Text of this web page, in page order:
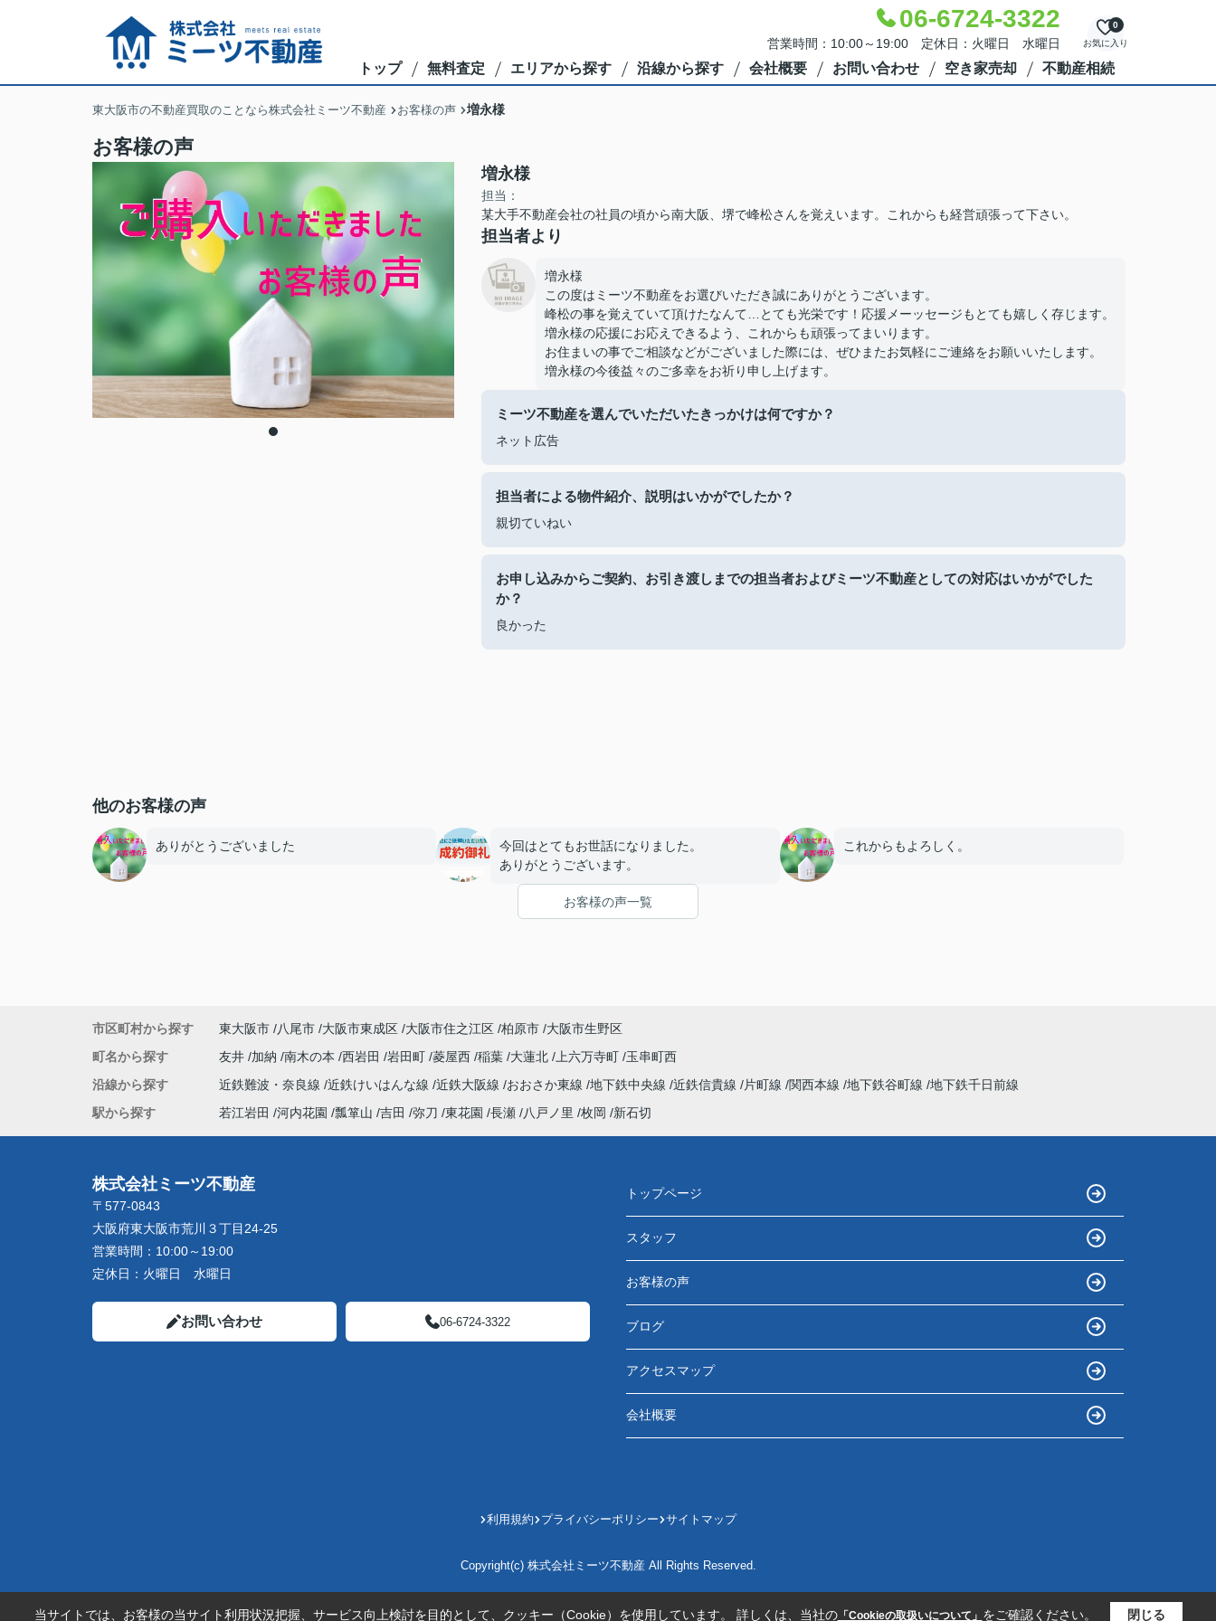
06-6724-3322
営業時間：10:00～19:00 定休日：火曜日 水曜日 お気に入り
0
トップ 無料査定 エリアから探す 沿線から探す 会社概要 お問い合わせ 空き家売却 不動産相続
東大阪市の不動産買取のことなら株式会社ミーツ不動産 お客様の声 増永様
お客様の声
増永様
担当：
某大手不動産会社の社員の頃から南大阪、堺で峰松さんを覚えいます。これからも経営頑張って下さい。
担当者より
増永様
この度はミーツ不動産をお選びいただき誠にありがとうございます。
峰松の事を覚えていて頂けたなんて…とても光栄です！応援メーッセージもとても嬉しく存じます。
増永様の応援にお応えできるよう、これからも頑張ってまいります。
お住まいの事でご相談などがございました際には、ぜひまたお気軽にご連絡をお願いいたします。
増永様の今後益々のご多幸をお祈り申し上げます。
ミーツ不動産を選んでいただいたきっかけは何ですか？
ネット広告
担当者による物件紹介、説明はいかがでしたか？
親切ていねい
お申し込みからご契約、お引き渡しまでの担当者およびミーツ不動産としての対応はいかがでした
か？
良かった
他のお客様の声
ありがとうございました
今回はとてもお世話になりました。
ありがとうございます。
これからもよろしく。
お客様の声一覧
市区町村から探す 東大阪市 八尾市 大阪市東成区 大阪市住之江区 柏原市 大阪市生野区
町名から探す
友井 加納 南木の本 西岩田 岩田町 菱屋西 稲葉 大蓮北 上六万寺町 玉串町西
沿線から探す
近鉄難波・奈良線 近鉄けいはんな線 近鉄大阪線 おおさか東線 地下鉄中央線 近鉄信貴線 片町線 関西本線 地下鉄谷町線 地下鉄千日前線
駅から探す
若江岩田 河内花園 瓢箪山 吉田 弥刀 東花園 長瀬 八戸ノ里 枚岡 新石切
株式会社ミーツ不動産
〒577-0843
大阪府東大阪市荒川３丁目24-25
営業時間： 10:00～19:00
定休日： 火曜日 水曜日
お問い合わせ 06-6724-3322
トップページ
スタッフ
お客様の声
ブログ
アクセスマップ
会社概要
利用規約 プライバシーポリシー サイトマップ
Copyright(c) 株式会社ミーツ不動産 All Rights Reserved.
当サイトでは、お客様の当サイト利用状況把握、サービス向上検討を目的として、クッキー（Cookie）を使用しています。 詳しくは、当社の「Cookieの取扱いについて」 をご確認ください。 閉じる